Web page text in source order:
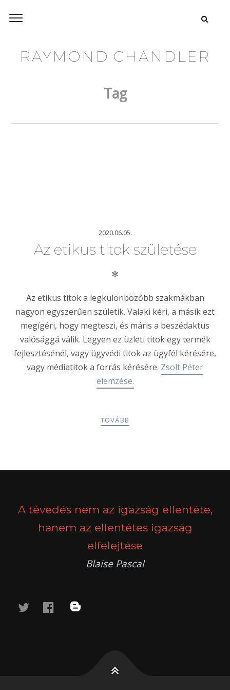
RAYMOND CHANDLER
Tag
2020.06.05.
Az etikus titok születése
✻
Az etikus titok a legkülönbözőbb szakmákban
nagyon egyszerűen születik. Valaki kéri, a másik ezt
megígéri, hogy megteszi, és máris a beszédaktus
valósággá válik. Legyen ez üzleti titok egy termék
fejlesztésénél, vagy ügyvédi titok az ügyfél kérésére,
vagy médiatitok a forrás kérésére. Zsolt Péter
elemzése.
TOVÁBB
A tévedés nem az igazság ellentéte,
hanem az ellentétes igazság
elfelejtése
Blaise Pascal
twitterfacebook
blog